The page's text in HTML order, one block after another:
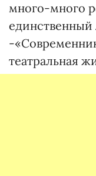
много-много
-
театральная